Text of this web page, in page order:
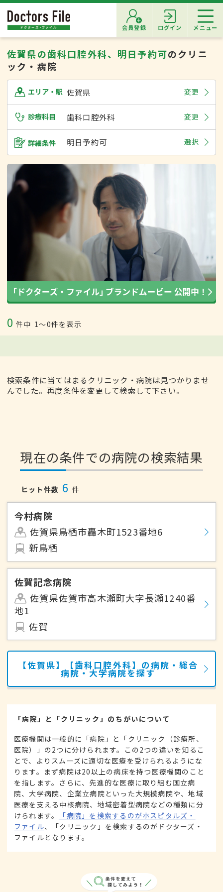
会員登録 ログイン メニュー
佐賀県の歯科口腔外科、明日予約可のクリニ
ック・病院
エリア・駅 佐賀県 変更
診療科目 歯科口腔外科 変更
詳細条件 明日予約可 選択
0 件中 1〜0件を表示
検索条件に当てはまるクリニック・病院は見つかりませ
んでした。再度条件を変更して検索して下さい。
現在の条件での病院の検索結果
ヒット件数 6 件
今村病院
佐賀県鳥栖市轟木町1523番地6
新鳥栖
佐賀記念病院
佐賀県佐賀市高木瀬町大字長瀬1240番
地1
佐賀
【佐賀県】【歯科口腔外科】の病院・総合
病院・大学病院を探す
「病院」と「クリニック」のちがいについて
医療機関は一般的に「病院」と「クリニック（診療所、
医院）」の2つに分けられます。この2つの違いを知るこ
とで、よりスムーズに適切な医療を受けられるようにな
ります。まず病院は20以上の病床を持つ医療機関のこと
を指します。さらに、先進的な医療に取り組む国立病
院、大学病院、企業立病院といった大規模病院や、地域
医療を支える中核病院、地域密着型病院などの種類に分
けられます。
「病院」を検索するのがホスピタルズ・
ファイル、「クリニック」を検索するのがドクターズ・
ファイルとなります。